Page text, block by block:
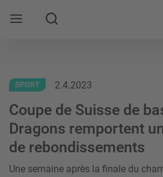
Rechercher
SPORT 2.4.2023
Coupe de Suisse de
Dragons remportent
de rebondissements
Une semaine après la finale du